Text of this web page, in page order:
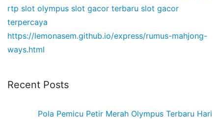
rtp slot olympus slot gacor terbaru slot gacor
terpercaya
https://lemonasem.github.io/express/rumus-mahjong-
ways.html
Recent Posts
Pola Pemicu Petir Merah Olympus Terbaru Hari